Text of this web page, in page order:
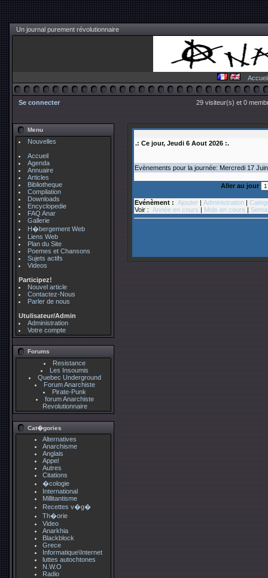
Un journal purement révolutionnaire
Accueil
Se connecter 29 visiteur(s) et 0
Menu
Nouvelles
Accueil
Agenda
Annuaire
Articles
Bibliotheque
Compilation
Downloads
Encyclopedie
FAQ Anar
Gallerie
H�bergement Web
Liens Web
Plan du Site
Poemes et Chansons
Sujets actifs
Videos
Participez!
Nouvel article
Contactez-Nous
Parler de nous
Utulisateur/Admin
Administration
Votre compte
Forums
Resistance
Les Insoumis
Quebec Underground
Forum Anarchiste
Pirate-Punk
forum Anarchiste
Revolutionnaire
Cat�gories
Alternatives
Anarchisme
Anglais
Appel
Autres
Citations
�cologie
International
Millitantisme
Recettes v�g�
Th�orie
Video
Anarkhia
Blackblock
Grece
Informatique\Internet
luttes autochtones
N.W.O
Radio
.: Ce jour, Jeudi 6 Aout 2026 :.
Evènements pour la journée: Mercredi 17 Juin
Aller au jour
Evénèment : Ajouter | Administration |
Voir : Année en cours | Mois en cours |